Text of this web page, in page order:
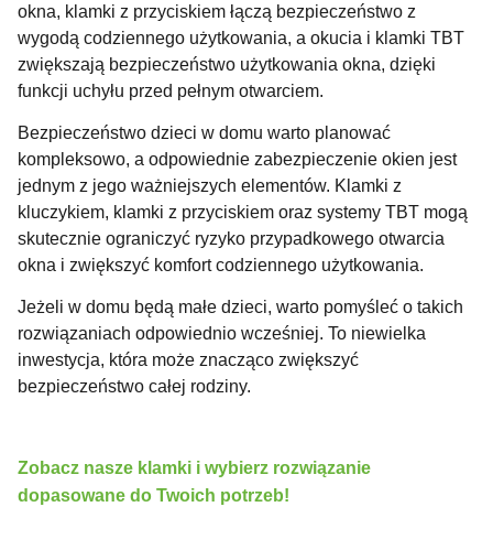
okna, klamki z przyciskiem łączą bezpieczeństwo z
wygodą codziennego użytkowania, a okucia i klamki TBT
zwiększają bezpieczeństwo użytkowania okna, dzięki
funkcji uchyłu przed pełnym otwarciem.
Bezpieczeństwo dzieci w domu warto planować
kompleksowo, a odpowiednie zabezpieczenie okien jest
jednym z jego ważniejszych elementów. Klamki z
kluczykiem, klamki z przyciskiem oraz systemy TBT mogą
skutecznie ograniczyć ryzyko przypadkowego otwarcia
okna i zwiększyć komfort codziennego użytkowania.
Jeżeli w domu będą małe dzieci, warto pomyśleć o takich
rozwiązaniach odpowiednio wcześniej. To niewielka
inwestycja, która może znacząco zwiększyć
bezpieczeństwo całej rodziny.
Zobacz nasze klamki i wybierz rozwiązanie
dopasowane do Twoich potrzeb!